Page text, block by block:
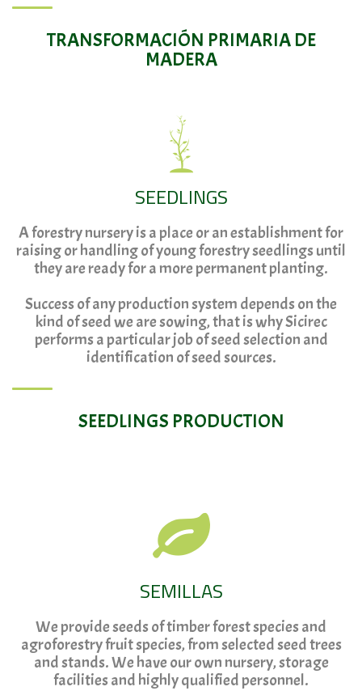
TRANSFORMACIÓN PRIMARIA DE
MADERA
SEEDLINGS
A forestry nursery is a place or an establishment for
raising or handling of young forestry seedlings until
they are ready for a more permanent planting.
Success of any production system depends on the
kind of seed we are sowing, that is why Sicirec
performs a particular job of seed selection and
identification of seed sources.
SEEDLINGS PRODUCTION
SEMILLAS
We provide seeds of timber forest species and
agroforestry fruit species, from selected seed trees
and stands. We have our own nursery, storage
facilities and highly qualified personnel.